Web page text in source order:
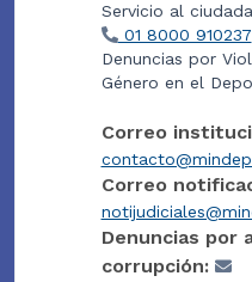
Servicio al
01 8000 910237
Denuncias por
Género en el
Correo
Correo
Denuncias por
corrupción: